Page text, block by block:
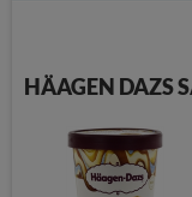
HÄAGEN DAZS